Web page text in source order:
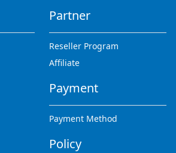
Partner
Reseller Program
Affiliate
Payment
Payment Method
Policy